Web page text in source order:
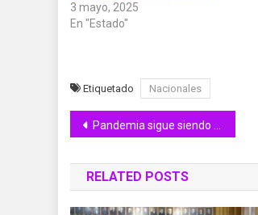
3 mayo, 2025
En "Estado"
Etiquetado Nacionales
Navegación
de
entradas
Pandemia sigue siendo emergencia de salud pública
RELATED POSTS